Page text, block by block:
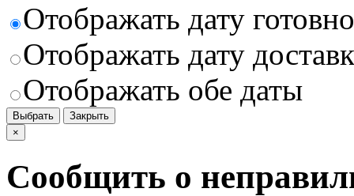
Отображать дату
Отображать дату
Отображать обе даты
Выбрать
Закрыть
×
Сообщить о